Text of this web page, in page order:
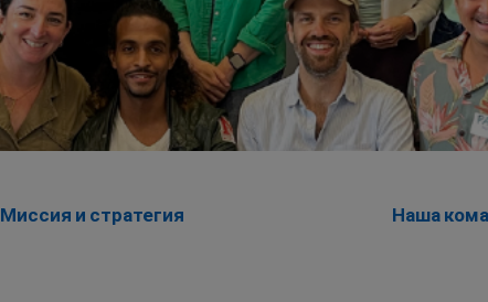
Миссия и стратегия Наша